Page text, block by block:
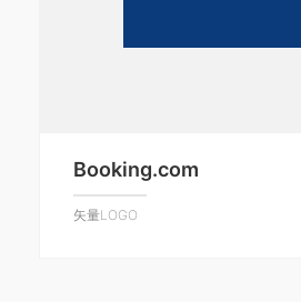
Booking.com
矢量LOGO